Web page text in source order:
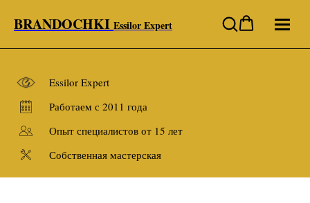
BRANDOCHKI Essilor Expert
Essilor Expert
Работаем с 2011 года
Опыт специалистов от 15 лет
Собственная мастерская